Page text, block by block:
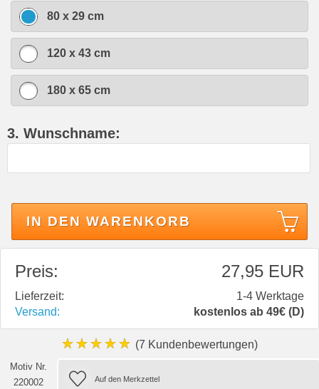
80 x 29 cm
120 x 43 cm
180 x 65 cm
3. Wunschname:
IN DEN WARENKORB
Preis: 27,95 EUR
Lieferzeit:
1-4 Werktage
Versand:
kostenlos ab 49€ (D)
★★★★★ (7 Kundenbewertungen)
Motiv Nr.
220002